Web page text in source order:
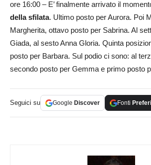
ore 16:00 – E’ finalmente arrivato il
della sfilata. Ultimo posto per Aurora. Poi
Margherita, ottavo posto per Sabrina. Al
Giada, al sesto Anna Gloria. Quinta
posto per Barbara. Sul podio ci sono: al
secondo posto per Gemma e primo posto
Seguici su Google Discover Fonti